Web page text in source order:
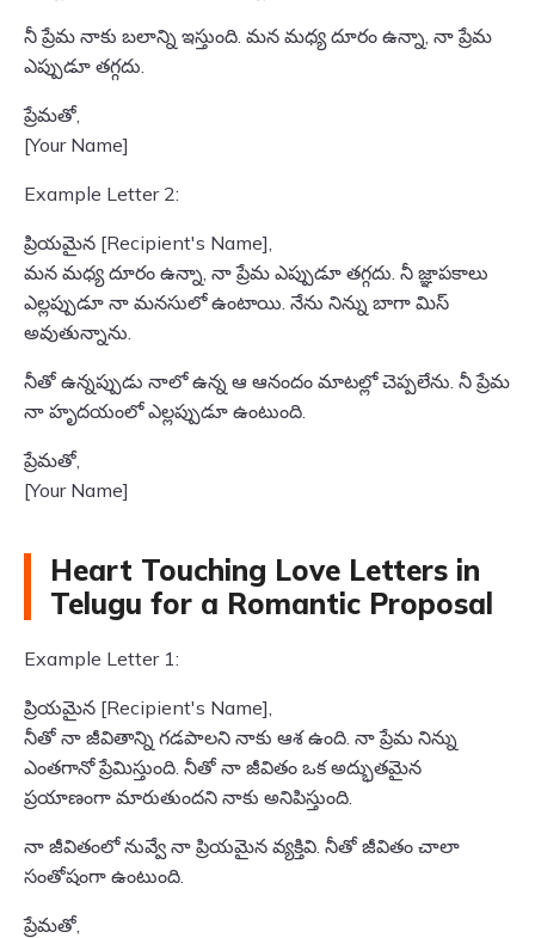
నీ ప్రేమ నాకు బలాన్ని ఇస్తుంది. మన మధ్య దూరం ఉన్నా, నా ప్రేమ
ఎప్పుడూ తగ్గదు.
ప్రేమతో,
[Your Name]
Example Letter 2:
ప్రియమైన [Recipient's Name],
మన మధ్య దూరం ఉన్నా, నా ప్రేమ ఎప్పుడూ తగ్గదు. నీ జ్ఞాపకాలు
ఎల్లప్పుడూ నా మనసులో ఉంటాయి. నేను నిన్ను బాగా మిస్
అవుతున్నాను.
నీతో ఉన్నప్పుడు నాలో ఉన్న ఆ ఆనందం మాటల్లో చెప్పలేను. నీ ప్రేమ
నా హృదయంలో ఎల్లప్పుడూ ఉంటుంది.
ప్రేమతో,
[Your Name]
Heart Touching Love Letters in
Telugu for a Romantic Proposal
Example Letter 1:
ప్రియమైన [Recipient's Name],
నీతో నా జీవితాన్ని గడపాలని నాకు ఆశ ఉంది. నా ప్రేమ నిన్ను
ఎంతగానో ప్రేమిస్తుంది. నీతో నా జీవితం ఒక అద్భుతమైన
ప్రయాణంగా మారుతుందని నాకు అనిపిస్తుంది.
నా జీవితంలో నువ్వే నా ప్రియమైన వ్యక్తివి. నీతో జీవితం చాలా
సంతోషంగా ఉంటుంది.
ప్రేమతో,